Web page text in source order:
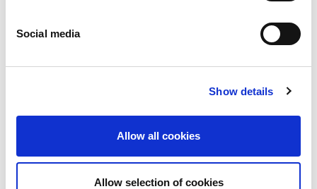
Social media
Show details
Allow all cookies
Allow selection of cookies
Rusk
If you have any inquiries about our
products, please contact us